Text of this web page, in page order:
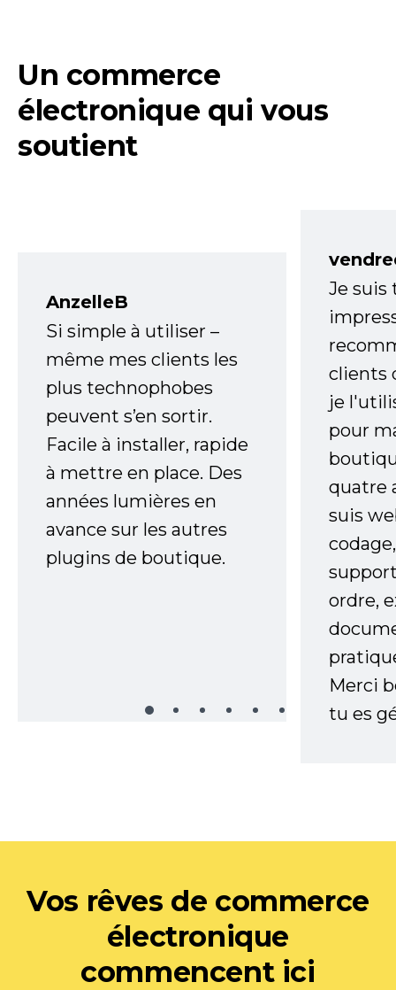
Un commerce
électronique qui vous
soutient
AnzelleB
Si simple à utiliser –
même mes clients les
plus technophobes
peuvent s’en sortir.
Facile à installer, rapide
à mettre en place. Des
années lumières en
avance sur les autres
plugins de boutique.
Je
clients
je
pour
quatre
suis
ordre,
Merci
tu es
Vos rêves de commerce
électronique
commencent ici